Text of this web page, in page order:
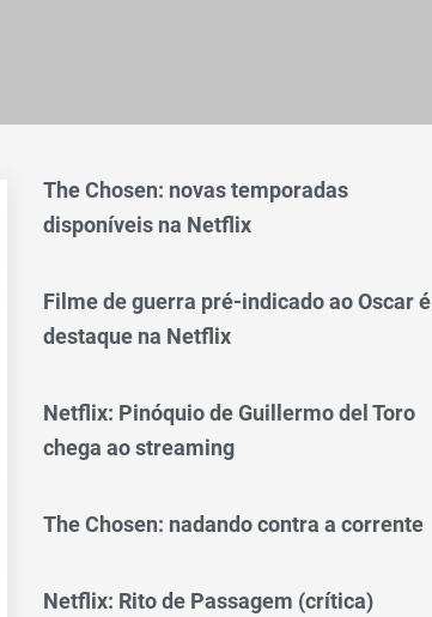
The Chosen: novas temporadas
disponíveis na Netflix
Filme de guerra pré-indicado ao Oscar é
destaque na Netflix
Netflix: Pinóquio de Guillermo del Toro
chega ao streaming
The Chosen: nadando contra a corrente
Netflix: Rito de Passagem (crítica)